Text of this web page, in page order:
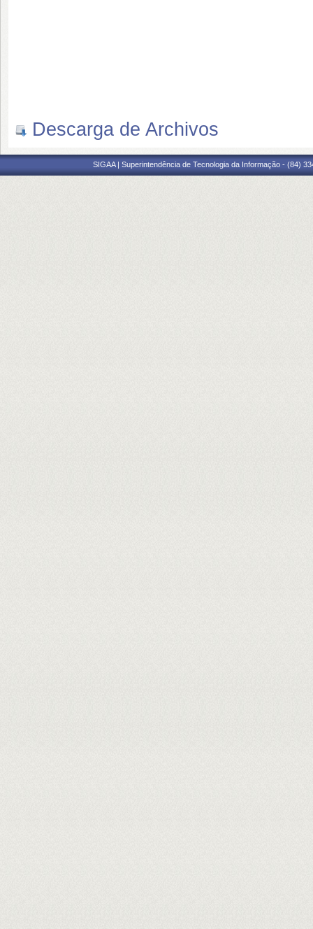
Descarga de Archivos
SIGAA | Superintendência de Tecnologia da Informação - (84)